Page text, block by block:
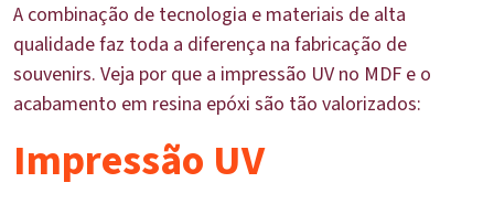
A combinação de tecnologia e materiais de alta
qualidade faz toda a diferença na fabricação de
souvenirs. Veja por que a impressão UV no MDF e o
acabamento em resina epóxi são tão valorizados:
Impressão UV